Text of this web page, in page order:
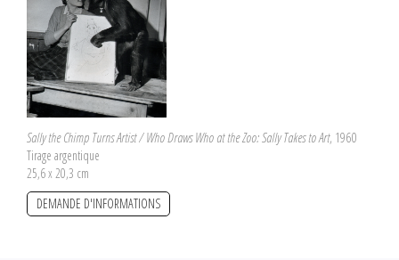
Sally the Chimp Turns Artist / Who Draws Who at the Zoo: Sally Takes to Art, 1960
Tirage argentique
25,6 x 20,3 cm
DEMANDE D'INFORMATIONS